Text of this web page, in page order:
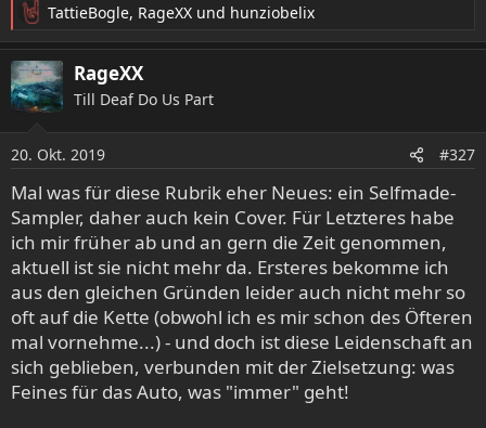
R
e
a
k
t
n
e
n
:
TattieBogle, RageXX und hunziobelix
RageXX
Till Deaf Do Us Part
20. Okt. 2019 #327
Mal was für diese Rubrik eher Neues: ein Selfmade-
Sampler, daher auch kein Cover. Für Letzteres habe
ich mir früher ab und an gern die Zeit genommen,
aktuell ist sie nicht mehr da. Ersteres bekomme ich
aus den gleichen Gründen leider auch nicht mehr so
oft auf die Kette (obwohl ich es mir schon des Öfteren
mal vornehme...) - und doch ist diese Leidenschaft an
sich geblieben, verbunden mit der Zielsetzung: was
Feines für das Auto, was "immer" geht!